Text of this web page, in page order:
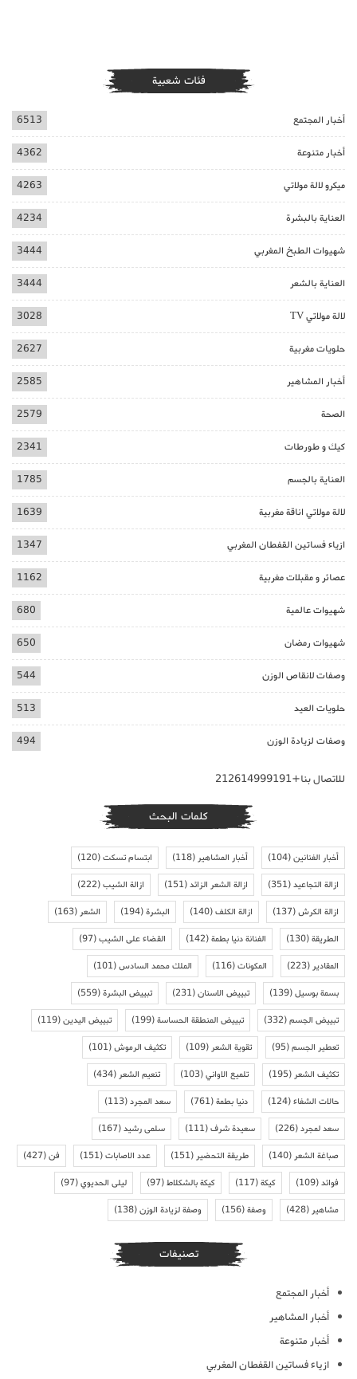
فئات شعبية
أخبار المجتمع 6513
أخبار متنوعة 4362
ميكرو لالة مولاتي 4263
العناية بالبشرة 4234
شهيوات الطبخ المغربي 3444
العناية بالشعر 3444
لالة مولاتي TV 3028
حلويات مغربية 2627
أخبار المشاهير 2585
الصحة 2579
كيك و طورطات 2341
العناية بالجسم 1785
لالة مولاتي اناقة مغربية 1639
ازياء فساتين القفطان المغربي 1347
عصائر و مقبلات مغربية 1162
شهيوات عالمية 680
شهيوات رمضان 650
وصفات لانقاص الوزن 544
حلويات العيد 513
وصفات لزيادة الوزن 494
للاتصال بنا+212614999191
كلمات البحث
أخبار الفنانين(104) أخبار المشاهير(118) ابتسام تسكت(120)
ازالة التجاعيد(351) ازالة الشعر الزائد(151) ازالة الشيب(222)
ازالة الكرش(137) ازالة الكلف(140) البشرة(194) الشعر(163)
الطريقة(130) الفنانة دنيا بطمة(142) القضاء على الشيب(97)
المقادير(223) المكونات(116) الملك محمد السادس(101)
بسمة بوسيل(139) تبييض الاسنان(231) تبييض البشرة(559)
تبييض الجسم(332) تبييض المنطقة الحساسة(199) تبييض اليدين(119)
تعطير الجسم(95) تقوية الشعر(109) تكثيف الرموش(101)
تكثيف الشعر(195) تلميع الاواني(103) تنعيم الشعر(434)
حالات الشفاء(124) دنيا بطمة(761) سعد المجرد(113)
سعد لمجرد(226) سعيدة شرف(111) سلمى رشيد(167)
صباغة الشعر(140) طريقة التحضير(151) عدد الاصابات(151) فن(427)
فوائد(109) كيكة(117) كيكة بالشكلاط(97) ليلى الحديوي(97)
مشاهير(428) وصفة(156) وصفة لزيادة الوزن(138)
تصنيفات
أخبار المجتمع
أخبار المشاهير
أخبار متنوعة
ازياء فساتين القفطان المغربي